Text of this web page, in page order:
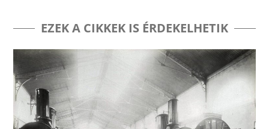
EZEK A CIKKEK IS ÉRDEKELHETIK